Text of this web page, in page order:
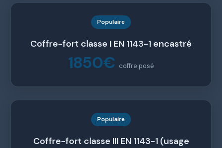
Populaire
Coffre-fort classe I EN 1143-1 encastré
1850€ coffre posé
Populaire
Coffre-fort classe III EN 1143-1 (usage